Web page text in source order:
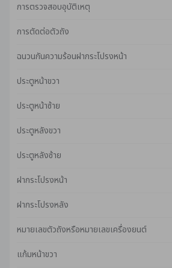
การตรวจสอบอุบัติเหตุ
การตัดต่อตัวถัง
ฉนวนกันความร้อนฝากระโปรงหน้า
ประตูหน้าขวา
ประตูหน้าซ้าย
ประตูหลังขวา
ประตูหลังซ้าย
ฝากระโปรงหน้า
ฝากระโปรงหลัง
หมายเลขตัวถังหรือหมายเลขเครื่องยนต์
แก้มหน้าขวา